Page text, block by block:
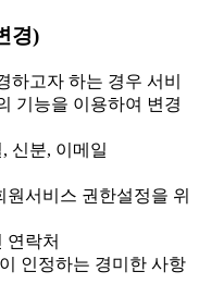
경)
하고자 하는 경우 서비
기능을 이용하여 변경
신분, 이메일
서비스 권한설정을 위
락처
인정하는 경미한 사항